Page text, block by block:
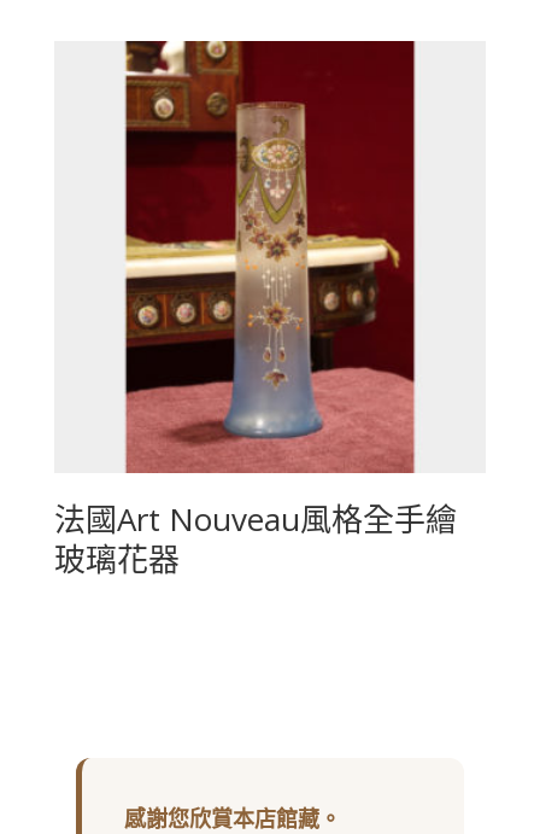
法國Art Nouveau風格全手繪
玻璃花器
感謝您欣賞本店館藏。